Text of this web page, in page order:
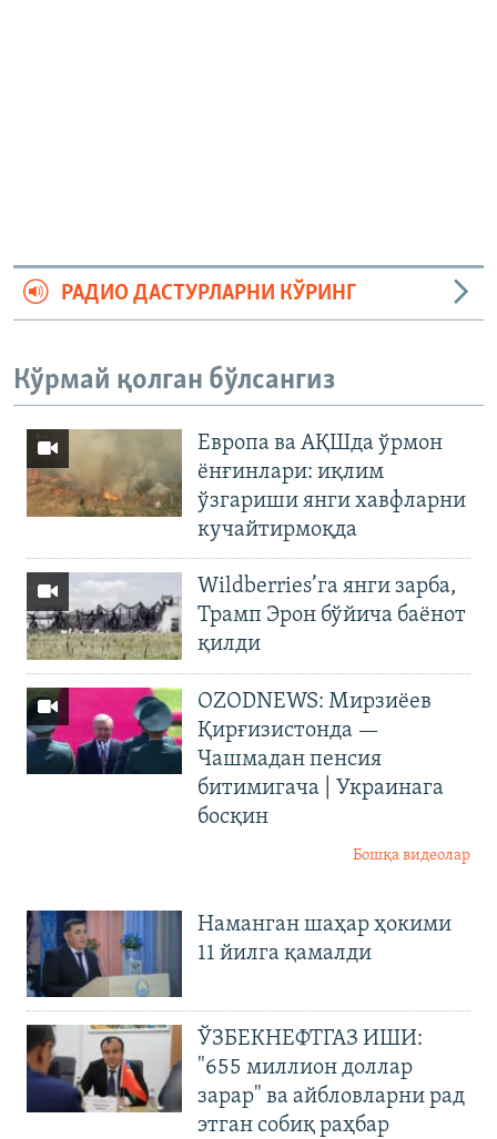
РАДИО ДАСТУРЛАРНИ КЎРИНГ
Кўрмай қолган бўлсангиз
Европа ва АҚШда ўрмон
ёнғинлари: иқлим
ўзгариши янги хавфларни
кучайтирмоқда
Wildberries’га янги зарба,
Трамп Эрон бўйича баёнот
қилди
OZODNEWS: Мирзиёев
Қирғизистонда —
Чашмадан пенсия
битимигача | Украинага
босқин
Бошқа видеолар
Наманган шаҳар ҳокими
11 йилга қамалди
ЎЗБЕКНЕФТГАЗ ИШИ:
"655 миллион доллар
зарар" ва айбловларни рад
этган собиқ раҳбар